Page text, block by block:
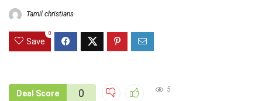
Tamil christians
Save
0
Deal Score 0 5